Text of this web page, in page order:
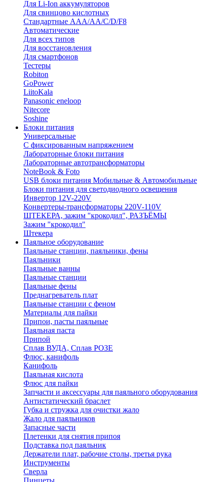
Для Li-Ion аккумуляторов
Для свинцово кислотных
Стандартные ААА/АА/С/D/F8
Автоматические
Для всех типов
Для восстановления
Для смартфонов
Тестеры
Robiton
GoPower
LiitoKala
Panasonic eneloop
Nitecore
Soshine
Блоки питания
Универсальные
C фиксированным напряжением
Лабораторные блоки питания
Лабораторные автотрансформаторы
NoteBook & Foto
USB блоки питания Мобильные & Автомобильные
Блоки питания для светодиодного освещения
Инвертор 12V-220V
Конвертеры-трансформаторы 220V-110V
ШТЕКЕРА, зажим "крокодил", РАЗЪЁМЫ
Зажим "крокодил"
Штекера
Паяльное оборудование
Паяльные станции, паяльники, фены
Паяльники
Паяльные ванны
Паяльные станции
Паяльные фены
Преднагреватель плат
Паяльные станции с феном
Материалы для пайки
Припои, пасты паяльные
Паяльная паста
Припой
Сплав ВУДА, Сплав РОЗЕ
Флюс, канифоль
Канифоль
Паяльная кислота
Флюс для пайки
Запчасти и аксессуары для паяльного оборудования
Антистатический браслет
Губка и стружка для очистки жало
Жало для паяльников
Запасные части
Плетенки для снятия припоя
Подставка под паяльник
Держатели плат, рабочие столы, третья рука
Инструменты
Сверла
Пинцеты